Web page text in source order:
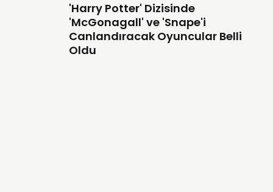
'Harry Potter' Dizisinde
'McGonagall' ve 'Snape'i
Canlandıracak Oyuncular Belli
Oldu